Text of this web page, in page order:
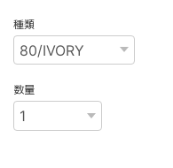
種類
数量